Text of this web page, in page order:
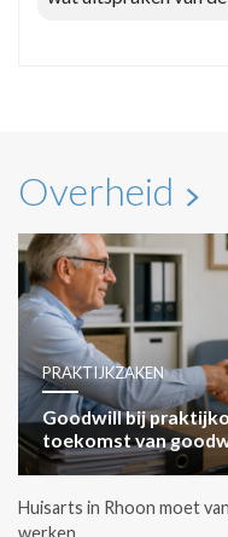
Overheid
PRAKTIJKZAKEN
Goodwill bij
toekomst van
Huisarts in Rhoon moet